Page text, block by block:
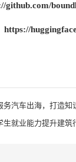
github.com/
https://
务汽车出海，打造
就业能力提升建筑